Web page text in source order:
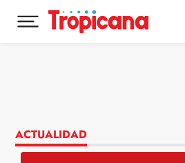
Desplegar menú principal
ACTUALIDAD